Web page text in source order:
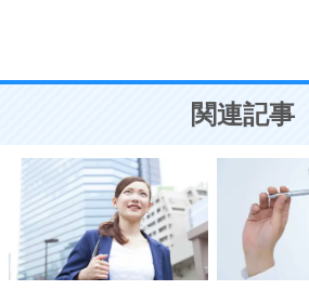
ことが大切。
関連記事